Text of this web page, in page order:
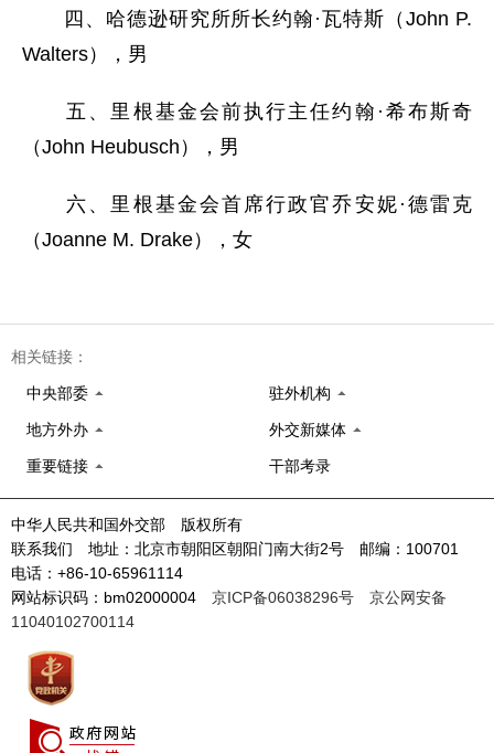
四、哈德逊研究所所长约翰·瓦特斯（John P.
Walters），男
五、里根基金会前执行主任约翰·希布斯奇
（John Heubusch），男
六、里根基金会首席行政官乔安妮·德雷克
（Joanne M. Drake），女
相关链接：
中央部委 驻外机构
地方外办 外交新媒体
重要链接 干部考录
中华人民共和国外交部 版权所有
联系我们 地址：北京市朝阳区朝阳门南大街2号 邮编：100701
电话：+86-10-65961114
网站标识码：bm02000004 京ICP备06038296号
京公网安备
11040102700114